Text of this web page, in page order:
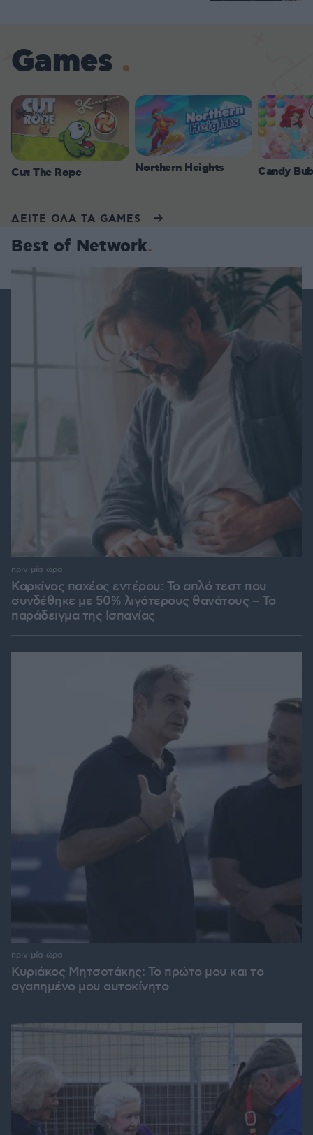
Games
Cut The Rope Northern Heights Candy
ΔΕΙΤΕ ΟΛΑ ΤΑ GAMES
Best of Network
Καρκίνος παχέος εντέρου: Το απλό τεστ που
συνδέθηκε με 50% λιγότερους θανάτους – Το
παράδειγμα της Ισπανίας
πριν μία ώρα
Κυριάκος Μητσοτάκης: Το πρώτο μου και το
αγαπημένο μου αυτοκίνητο
πριν μία ώρα